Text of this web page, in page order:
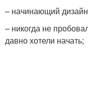
– начинающий
– никогда не
давно хотели начать;